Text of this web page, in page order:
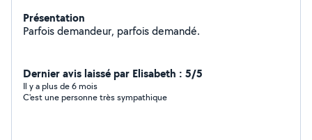
Présentation
Parfois demandeur, parfois demandé.
Dernier avis laissé par Elisabeth : 5/5
Il y a plus de 6 mois
C'est une personne très sympathique